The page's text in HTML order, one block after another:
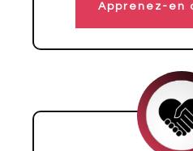
Apprenez-en